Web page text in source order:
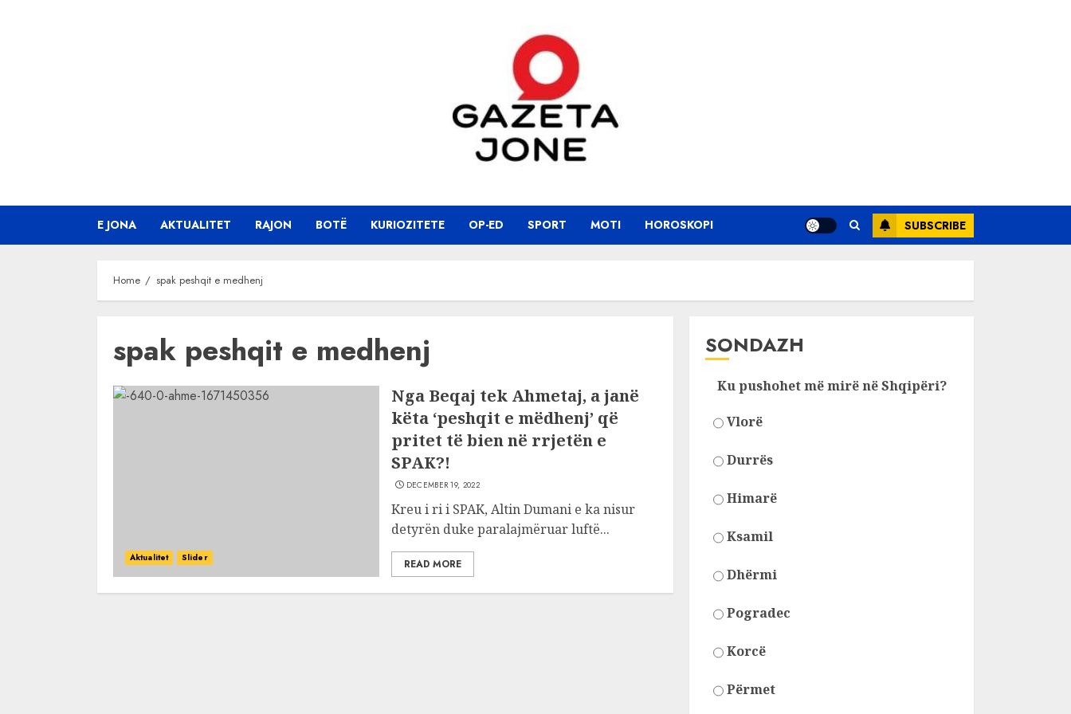
E JONA AKTUALITET RAJON BOTË KURIOZITETE OP-ED SPORT MOTI HOROSKOPI SUBSCRIBE
Home spak peshqit e medhenj
spak peshqit e medhenj
Aktualitet Slider
Nga Beqaj tek Ahmetaj, a janë
këta ‘peshqit e mëdhenj’ që
pritet të bien në rrjetën e
SPAK?!
DECEMBER 19, 2022
Kreu i ri i SPAK, Altin Dumani e ka nisur
detyrën duke paralajmëruar luftë...
READ MORE
SONDAZH
Ku pushohet më mirë në Shqipëri?
Vlorë
Durrës
Himarë
Ksamil
Dhërmi
Pogradec
Korcë
Përmet